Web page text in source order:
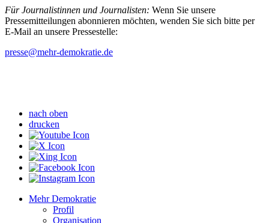
Für Journalistinnen und Journalisten: Wenn Sie unsere
Pressemitteilungen abonnieren möchten, wenden Sie sich bitte per
E-Mail an unsere Pressestelle:
presse@mehr-demokratie.de
nach oben
drucken
Mehr Demokratie
Profil
Organisation